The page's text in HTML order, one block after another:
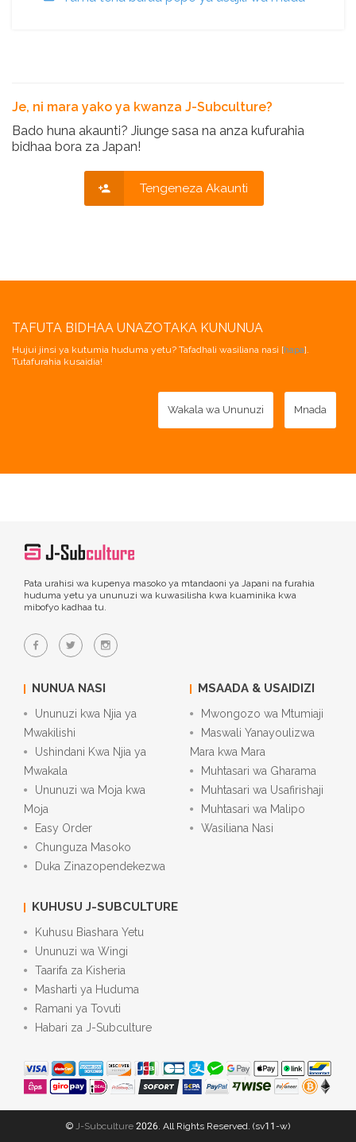
Je, ni mara yako ya kwanza J-Subculture?
Bado huna akaunti? Jiunge sasa na anza kufurahia
bidhaa bora za Japan!
Tengeneza Akaunti
TAFUTA BIDHAA UNAZOTAKA KUNUNUA
Hujui jinsi ya kutumia huduma yetu? Tafadhali wasiliana nasi [hapa].
Tutafurahia kusaidia!
Wakala wa Ununuzi Mnada
Pata urahisi wa kupenya masoko ya mtandaoni ya Japani na furahia
huduma yetu ya ununuzi wa kuwasilisha kwa kuaminika kwa
mibofyo kadhaa tu.
NUNUA NASI
Ununuzi kwa Njia ya
Mwakilishi
Ushindani Kwa Njia ya
Mwakala
Ununuzi wa Moja kwa
Moja
Easy Order
Chunguza Masoko
Duka Zinazopendekezwa
MSAADA & USAIDIZI
Mwongozo wa Mtumiaji
Maswali Yanayoulizwa
Mara kwa Mara
Muhtasari wa Gharama
Muhtasari wa Usafirishaji
Muhtasari wa Malipo
Wasiliana Nasi
KUHUSU J-SUBCULTURE
Kuhusu Biashara Yetu
Ununuzi wa Wingi
Taarifa za Kisheria
Masharti ya Huduma
Ramani ya Tovuti
Habari za J-Subculture
© J-Subculture 2026. All Rights Reserved. (sv11-w)